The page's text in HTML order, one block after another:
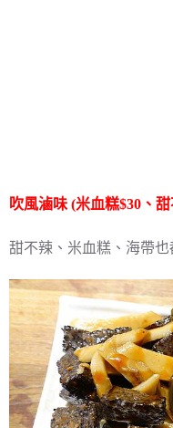
吹風滷味 (米血糕$30、
甜不辣、米血糕、海帶